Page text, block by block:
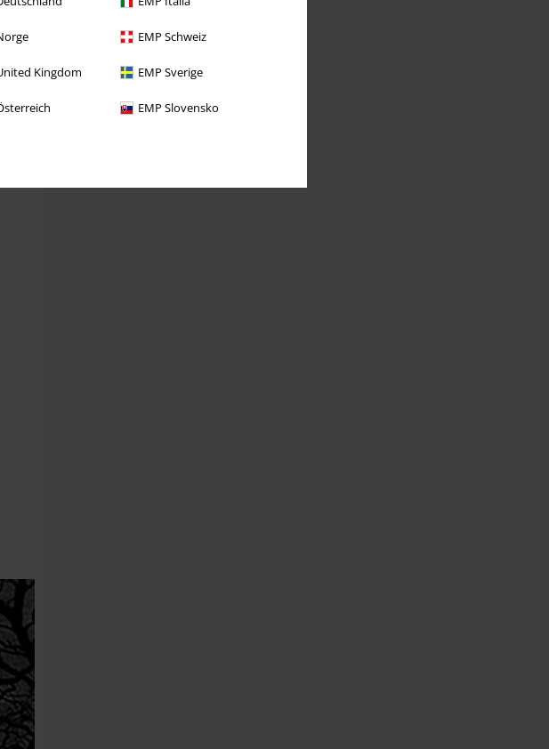
EMP Schweiz
Kingdom EMP Sverige
EMP Slovensko